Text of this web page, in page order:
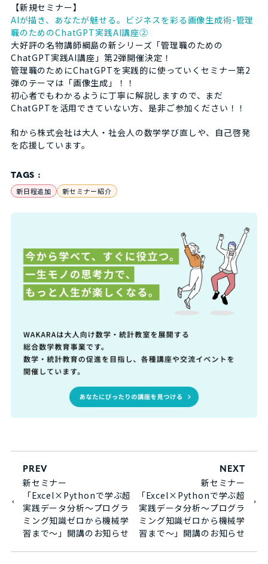
【新規セミナー】
AIが描き、あなたが魅せる。ビジネスを彩る画像生成術-管理
職のためのChatGPT実践AI講座②
大好評の名物講師綱島の新シリーズ「管理職のための
ChatGPT実践AI講座」第2弾開催決定！
管理職のためにChatGPTを実践的に使っていくセミナー第2
弾のテーマは「画像生成」！！
初心者でもわかるように丁寧に解説しますので、まだ
ChatGPTを活用できていない方、是非ご参加ください！！
和から株式会社は大人・社会人の数学学び直しや、自己啓発
を応援しています。
TAGS :
新日程追加 新セミナー紹介
PREV
新セミナー
「Excel×Pythonで学ぶ超
実践データ分析～プログラ
ミング知識ゼロから機械学
習まで～」開講のお知らせ
NEXT
新セミナー
「Excel×Pythonで学ぶ超
実践データ分析～プログラ
ミング知識ゼロから機械学
習まで～」開講のお知らせ